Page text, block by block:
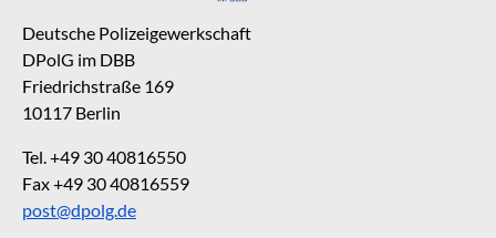
Deutsche Polizeigewerkschaft
DPolG im DBB
Friedrichstraße 169
10117 Berlin
Tel. +49 30 40816550
Fax +49 30 40816559
post@dpolg.de